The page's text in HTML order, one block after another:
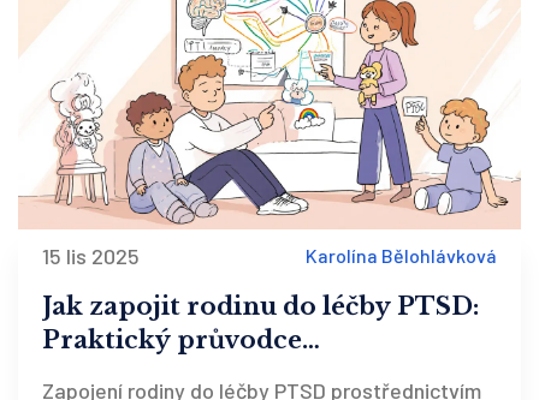
15 lis 2025 Karolína Bělohlávková
Jak zapojit rodinu do léčby PTSD:
Praktický průvodce
Zapojení rodiny do léčby PTSD prostřednictvím